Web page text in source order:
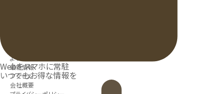
Webをスマホに常駐
いつでもお得な情報を
よくある質問
最新情報
アクセス
会社概要